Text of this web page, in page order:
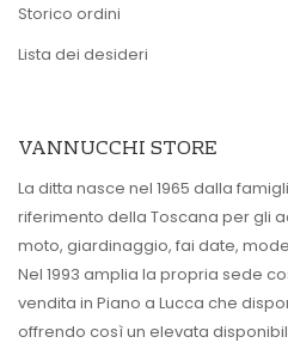
Storico ordini
Lista dei desideri
VANNUCCHI STORE
La ditta nasce nel 1965 dalla
riferimento della Toscana per gli
moto, giardinaggio, fai date,
Nel 1993 amplia la propria sede
vendita in Piano a Lucca che
offrendo così un elevata